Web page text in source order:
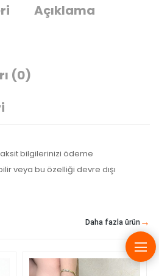
Açıklama
(0)
bilgilerinizi ödeme
veya bu özelliği devre dışı
Daha fazla ürün